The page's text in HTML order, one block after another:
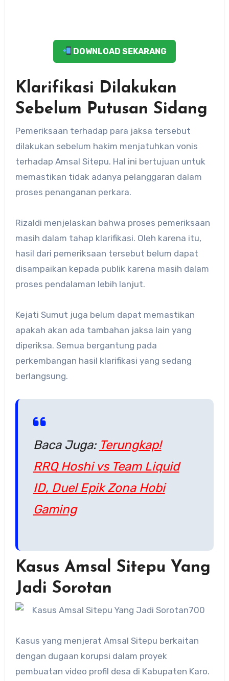
DOWNLOAD SEKARANG
Klarifikasi Dilakukan
Sebelum Putusan Sidang
Pemeriksaan terhadap para jaksa tersebut
dilakukan sebelum hakim menjatuhkan vonis
terhadap Amsal Sitepu. Hal ini bertujuan untuk
memastikan tidak adanya pelanggaran dalam
proses penanganan perkara.
Rizaldi menjelaskan bahwa proses pemeriksaan
masih dalam tahap klarifikasi. Oleh karena itu,
hasil dari pemeriksaan tersebut belum dapat
disampaikan kepada publik karena masih dalam
proses pendalaman lebih lanjut.
Kejati Sumut juga belum dapat memastikan
apakah akan ada tambahan jaksa lain yang
diperiksa. Semua bergantung pada
perkembangan hasil klarifikasi yang sedang
berlangsung.
Baca Juga: Terungkap!
RRQ Hoshi vs Team Liquid
ID, Duel Epik Zona Hobi
Gaming
Kasus Amsal Sitepu Yang
Jadi Sorotan
Kasus yang menjerat Amsal Sitepu berkaitan
dengan dugaan korupsi dalam proyek
pembuatan video profil desa di Kabupaten Karo.